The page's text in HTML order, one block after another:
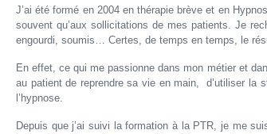
J’ai été formé en 2004 en thérapie brève et en
souvent qu’aux sollicitations de mes patients. Je
engourdi, soumis… Certes, de temps en temps, le
En effet, ce qui me passionne dans mon métier et
au patient de reprendre sa vie en main, d’utiliser la
l’hypnose.
Depuis que j’ai suivi la formation à la PTR, je me